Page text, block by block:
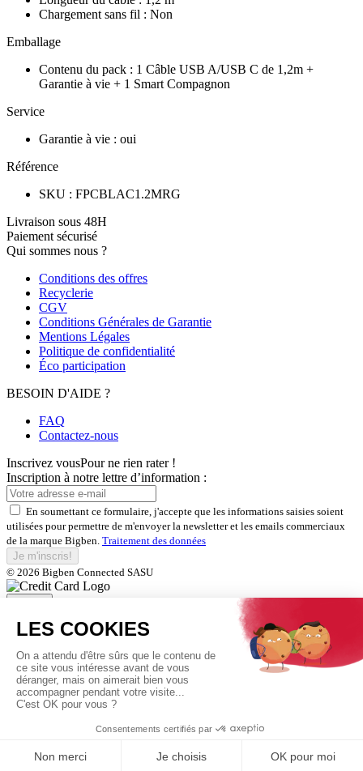
Chargement sans fil : Non
Emballage
Contenu du pack : 1 Câble USB A/USB C de 1,2m +
Garantie à vie + 1 Smart Compagnon
Service
Garantie à vie : oui
Référence
SKU : FPCBLAC1.2MRG
Livraison sous 48H
Paiement sécurisé
Qui sommes nous ?
Conditions des offres
Recyclerie
CGV
Conditions Générales de Garantie
Mentions Légales
Politique de confidentialité
Éco participation
BESOIN D'AIDE ?
FAQ
Contactez-nous
Inscrivez vousPour ne rien rater !
Inscription à notre lettre d’information :
En soumettant ce formulaire, j'accepte que les informations saisies soient
utilisées pour permettre de m'envoyer la newsletter et les emails commerciaux
de la marque Bigben. Traitement des données
Je m'inscris!
© 2026 Bigben Connected SASU
Fermer
Inscrivez-vous et bénéficiez de
nos offres exclusives
En soumettant ce formulaire, j'accepte que les informations saisies soient
utilisées pour permettre de m'envoyer la newsletter et les emails commerciaux
Je m'inscris!